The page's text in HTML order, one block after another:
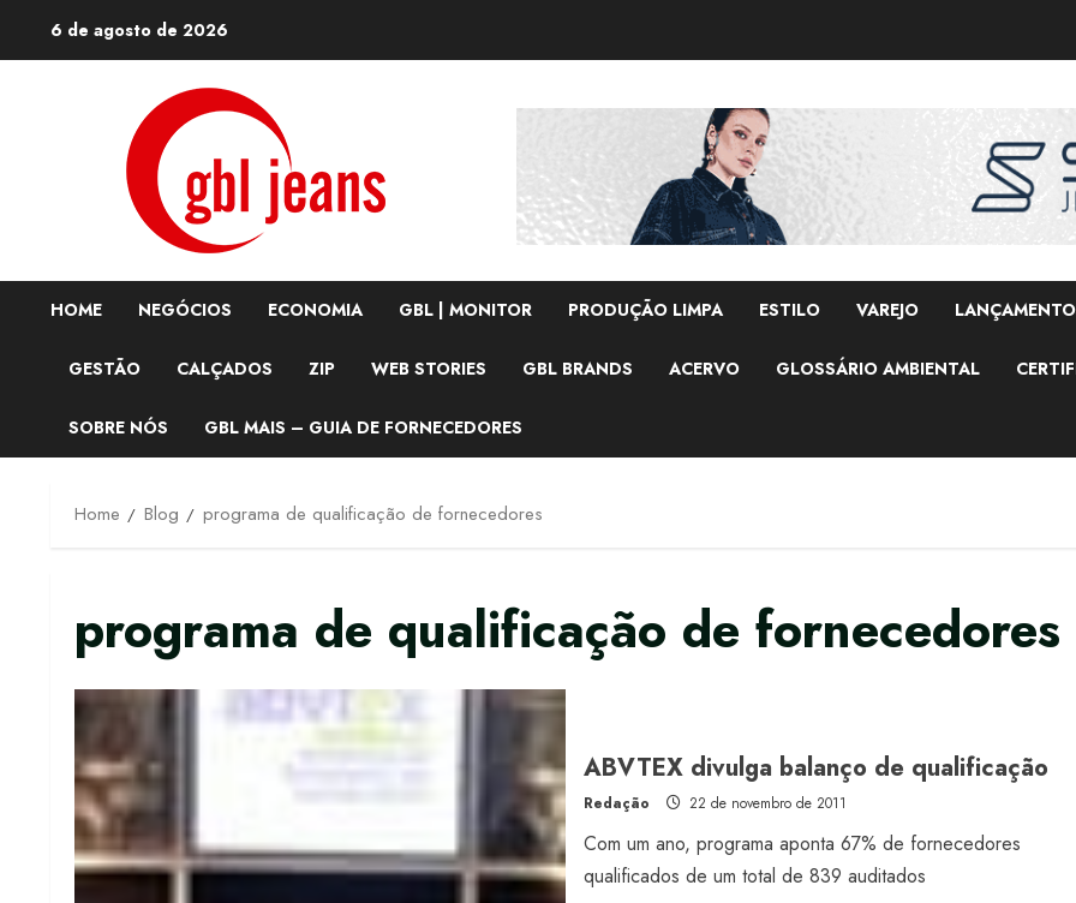
6 de agosto de 2026
HOME NEGÓCIOS ECONOMIA GBL | MONITOR PRODUÇÃO LIMPA ESTILO VAREJO
GESTÃO CALÇADOS ZIP WEB STORIES GBL BRANDS ACERVO GLOSSÁRIO AMBIENTAL
SOBRE NÓS GBL MAIS – GUIA DE FORNECEDORES
Home Blog programa de qualificação de fornecedores
programa de qualificação de fornecedores
ABVTEX divulga balanço de qualificação
Redação 22 de novembro de 2011
Com um ano, programa aponta 67% de fornecedores
qualificados de um total de 839 auditados